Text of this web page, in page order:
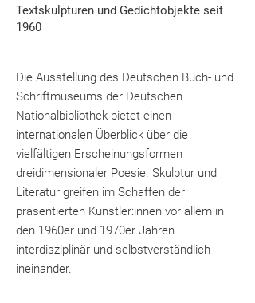
Textskulpturen und Gedichtobjekte seit
1960
Die Ausstellung des Deutschen Buch- und
Schriftmuseums der Deutschen
Nationalbibliothek bietet einen
internationalen Überblick über die
vielfältigen Erscheinungsformen
dreidimensionaler Poesie. Skulptur und
Literatur greifen im Schaffen der
präsentierten Künstler:innen vor allem in
den 1960er und 1970er Jahren
interdisziplinär und selbstverständlich
ineinander.